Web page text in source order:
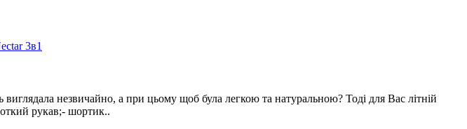
незвичайно, а при цьому щоб була легкою та натуральною? Тоді для Вас літній
рукав;- шортик..